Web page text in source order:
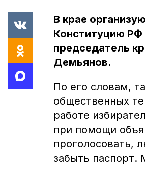
В крае
Конституцию
председатель
Демьянов.
По его словам,
общественных
работе
при помощи
проголосовать,
забыть паспорт.